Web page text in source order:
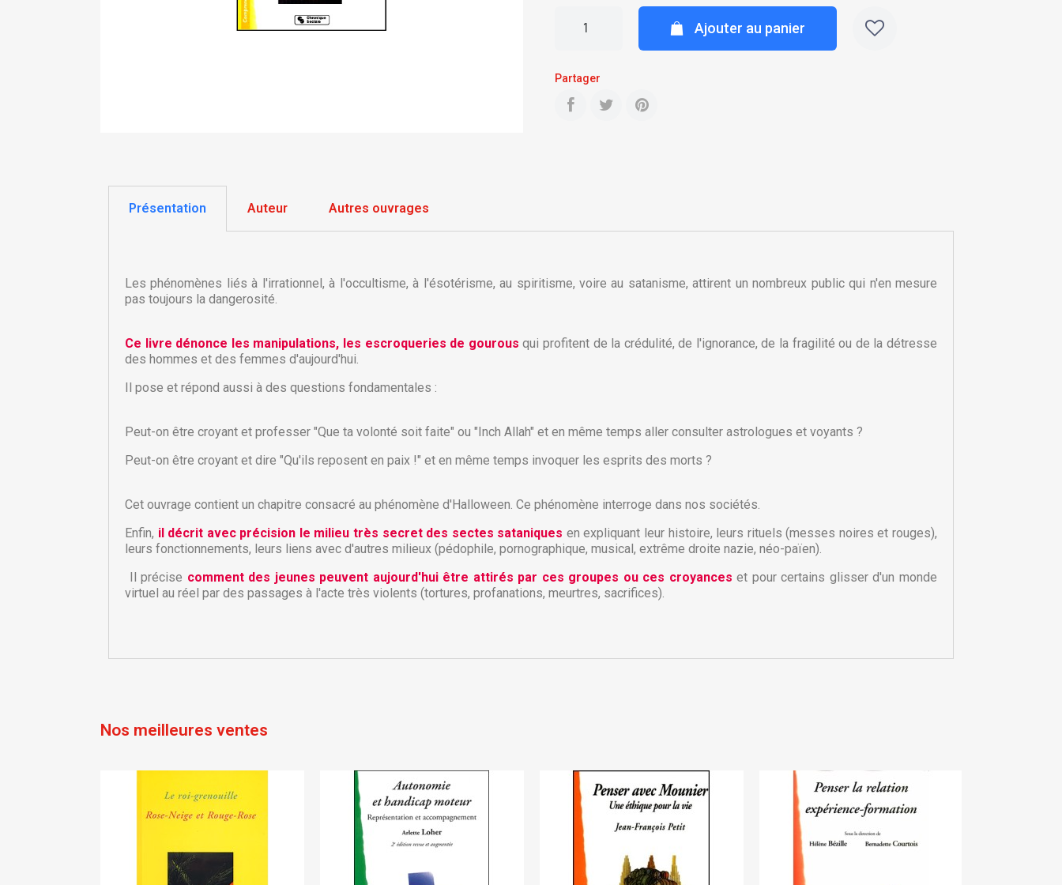
Ajouter à ma liste d'envies ×
add_circle_outline Créer une nouvelle liste
Nom de la liste d'envies
Vous devez être connecté pour ajouter des produits à votre liste
d'envies.
Annuler Connexion
Ajouter au panier
Partager
Présentation Auteur Autres ouvrages
Les phénomènes liés à l'irrationnel, à l'occultisme, à l'ésotérisme, au spiritisme, voire au satanisme, attirent un nombreux public qui n'en mesure
pas toujours la dangerosité.
Ce livre dénonce les manipulations, les escroqueries de gourous qui profitent de la crédulité, de l'ignorance, de la fragilité ou de la détresse
des hommes et des femmes d'aujourd'hui.
Il pose et répond aussi à des questions fondamentales :
Peut-on être croyant et professer "Que ta volonté soit faite" ou "Inch Allah" et en même temps aller consulter astrologues et voyants ?
Peut-on être croyant et dire "Qu'ils reposent en paix !" et en même temps invoquer les esprits des morts ?
Cet ouvrage contient un chapitre consacré au phénomène d'Halloween. Ce phénomène interroge dans nos sociétés.
Enfin, il décrit avec précision le milieu très secret des sectes sataniques en expliquant leur histoire, leurs rituels (messes noires et rouges),
leurs fonctionnements, leurs liens avec d'autres milieux (pédophile, pornographique, musical, extrême droite nazie, néo-païen).
Il précise comment des jeunes peuvent aujourd'hui être attirés par ces groupes ou ces croyances et pour certains glisser d'un monde
virtuel au réel par des passages à l'acte très violents (tortures, profanations, meurtres, sacrifices).
Nos meilleures ventes